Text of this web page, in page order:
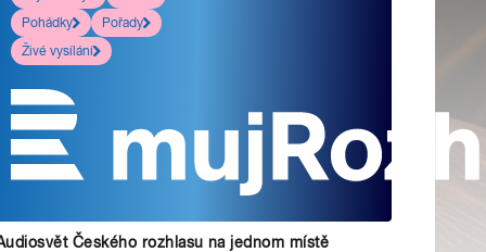
Pohádky
Pořady
Živé vysílání
Českého rozhlasu na jednom místě